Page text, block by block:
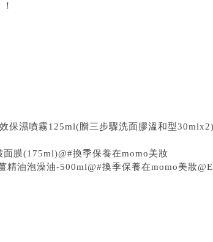
保濕噴霧125ml(贈三步驟洗面膠溫和型
面膜(175ml)@#換季保養在momo美妝
精油泡澡油-500ml@#換季保養在momo美妝